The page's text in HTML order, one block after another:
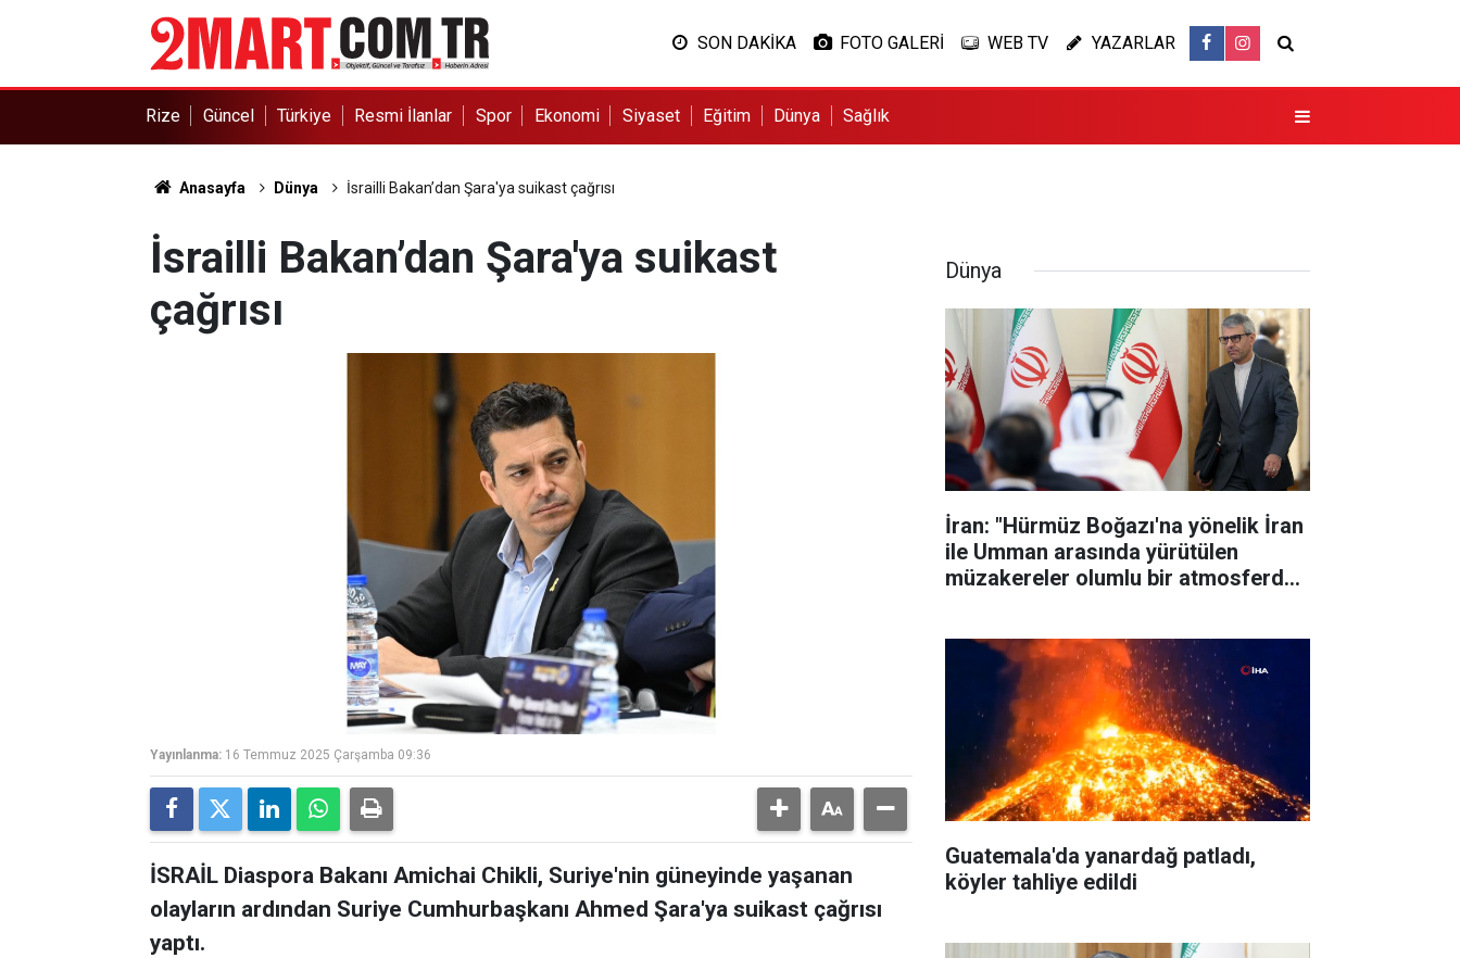
SON DAKİKA FOTO GALERİ WEB TV YAZARLAR
Rize Güncel Türkiye Resmi İlanlar Spor Ekonomi Siyaset Eğitim Dünya Sağlık
Anasayfa Dünya İsrailli Bakan’dan Şara'ya suikast çağrısı
İsrailli Bakan’dan Şara'ya suikast
çağrısı
Yayınlanma: 16 Temmuz 2025 Çarşamba 09:36
İSRAİL Diaspora Bakanı Amichai Chikli, Suriye'nin güneyinde yaşanan
olayların ardından Suriye Cumhurbaşkanı Ahmed Şara'ya suikast çağrısı
yaptı.
Dünya
İran: "Hürmüz Boğazı'na yönelik İran
ile Umman arasında yürütülen
müzakereler olumlu bir atmosferde
Guatemala'da yanardağ patladı,
köyler tahliye edildi